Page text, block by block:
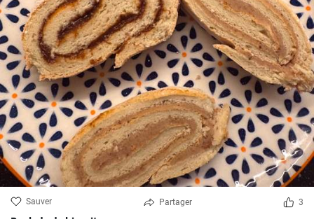
Sauver Partager 3